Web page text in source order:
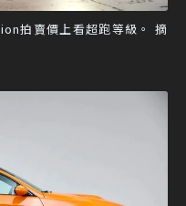
拍賣價上看超跑等級。 摘